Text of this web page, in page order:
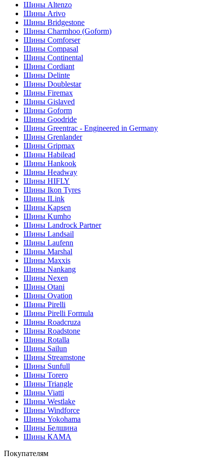
Шины Altenzo
Шины Arivo
Шины Bridgestone
Шины Charmhoo (Goform)
Шины Comforser
Шины Compasal
Шины Continental
Шины Cordiant
Шины Delinte
Шины Doublestar
Шины Firemax
Шины Gislaved
Шины Goform
Шины Goodride
Шины Greentrac - Engineered in Germany
Шины Grenlander
Шины Gripmax
Шины Habilead
Шины Hankook
Шины Headway
Шины HIFLY
Шины Ikon Tyres
Шины ILink
Шины Kapsen
Шины Kumho
Шины Landrock Partner
Шины Landsail
Шины Laufenn
Шины Marshal
Шины Maxxis
Шины Nankang
Шины Nexen
Шины Otani
Шины Ovation
Шины Pirelli
Шины Pirelli Formula
Шины Roadcruza
Шины Roadstone
Шины Rotalla
Шины Sailun
Шины Streamstone
Шины Sunfull
Шины Torero
Шины Triangle
Шины Viatti
Шины Westlake
Шины Windforce
Шины Yokohama
Шины Белшина
Шины КАМА
Покупателям